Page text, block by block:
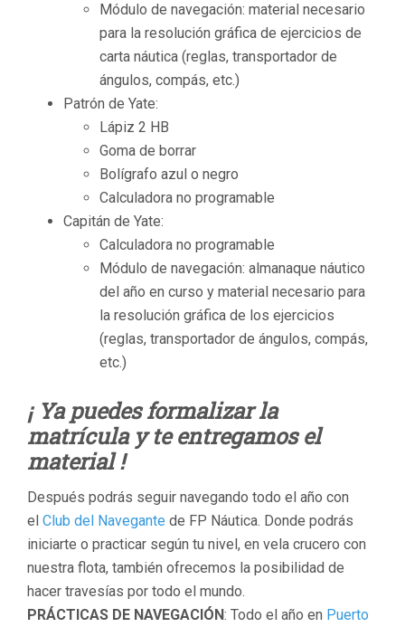
Módulo de navegación: material necesario
para la resolución gráfica de ejercicios de
carta náutica (reglas, transportador de
ángulos, compás, etc.)
Patrón de Yate:
Lápiz 2 HB
Goma de borrar
Bolígrafo azul o negro
Calculadora no programable
Capitán de Yate:
Calculadora no programable
Módulo de navegación: almanaque náutico
del año en curso y material necesario para
la resolución gráfica de los ejercicios
(reglas, transportador de ángulos, compás,
etc.)
¡ Ya puedes formalizar la
matrícula y te entregamos el
material !
Después podrás seguir navegando todo el año con
el Club del Navegante de FP Náutica. Donde podrás
iniciarte o practicar según tu nivel, en vela crucero con
nuestra flota, también ofrecemos la posibilidad de
hacer travesías por todo el mundo.
PRÁCTICAS DE NAVEGACIÓN: Todo el año en Puerto